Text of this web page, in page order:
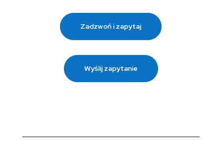
Zadzwoń i zapytaj
Wyślij zapytanie